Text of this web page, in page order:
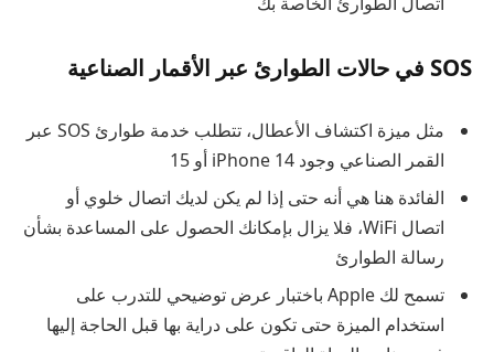
SOS في حالات الطوارئ عبر الأقمار الصناعية
مثل ميزة اكتشاف الأعطال، تتطلب خدمة طوارئ SOS عبر
القمر الصناعي وجود iPhone 14 أو 15
الفائدة هنا هي أنه حتى إذا لم يكن لديك اتصال خلوي أو
اتصال WiFi، فلا يزال بإمكانك الحصول على المساعدة بشأن
رسالة الطوارئ
تسمح لك Apple باختبار عرض توضيحي للتدرب على
استخدام الميزة حتى تكون على دراية بها قبل الحاجة إليها